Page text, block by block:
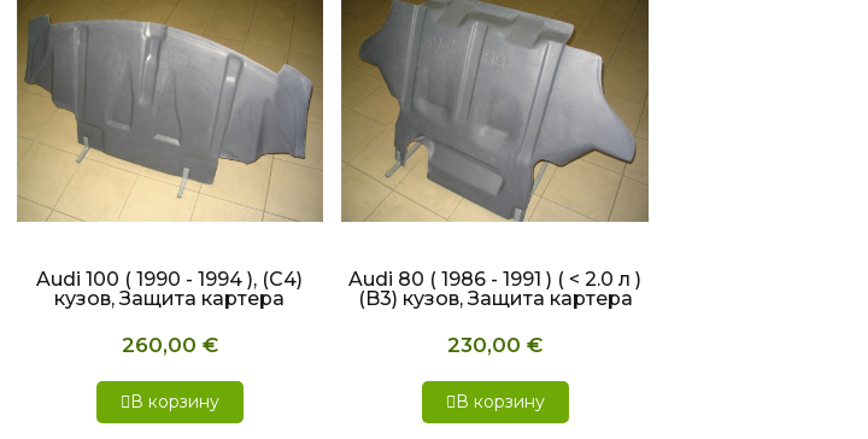
БЫСТРЫЙ ПРОСМОТР
Audi 100 ( 1990 - 1994 ), (C4)
кузов, Защита картера
260,00 €
В корзину
БЫСТРЫЙ ПРОСМОТР
Audi 80 ( 1986 - 1991 ) ( < 2.0 л )
(B3) кузов, Защита картера
230,00 €
В корзину